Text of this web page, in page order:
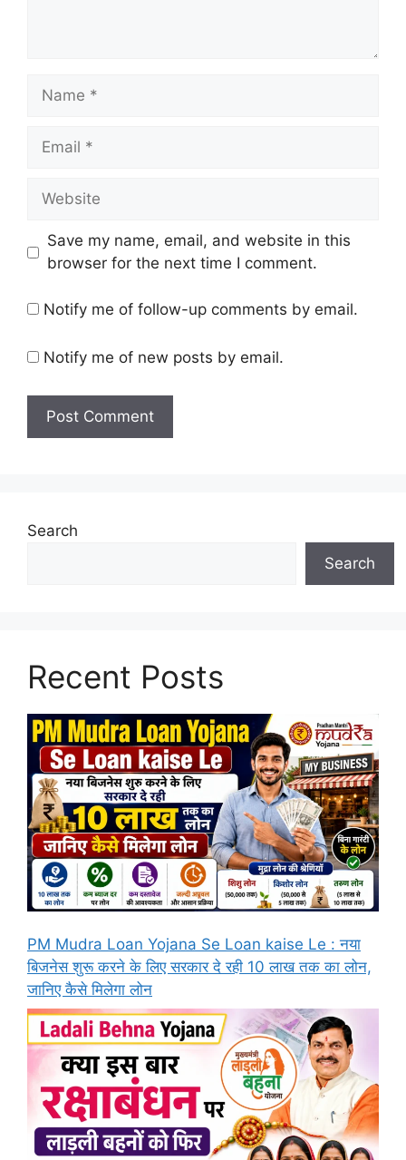
Name
Email
Website
Save my name, email, and website in this
browser for the next time I comment.
Notify me of follow-up comments by email.
Notify me of new posts by email.
Search
Search
Recent Posts
PM Mudra Loan Yojana Se Loan kaise Le : नया
बिजनेस शुरू करने के लिए सरकार दे रही 10 लाख तक का लोन,
जानिए कैसे मिलेगा लोन